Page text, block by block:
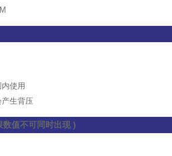
使用
生背压
值不可同时出现 )